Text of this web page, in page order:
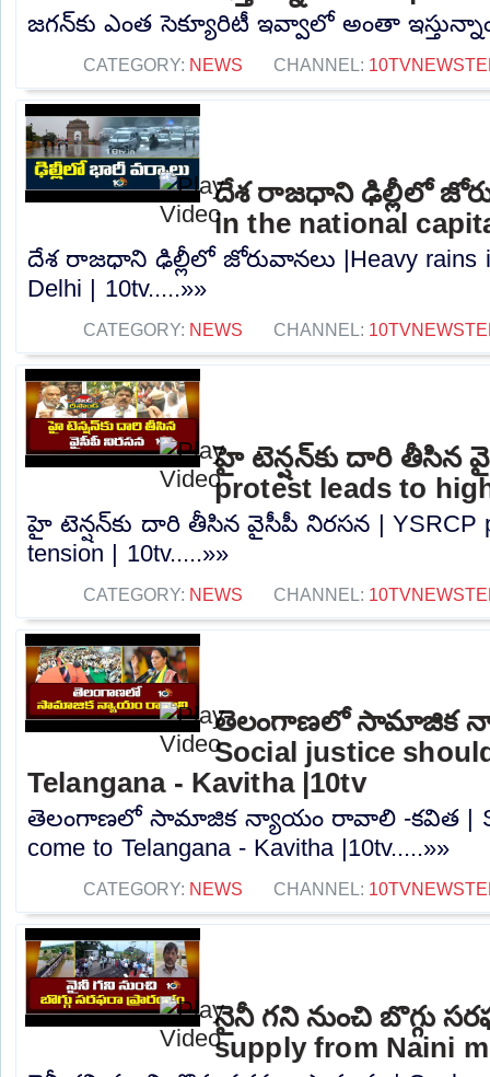
జగన్‌కు ఎంత సెక్యూరిటీ ఇవ్వాలో అంతా
CATEGORY: NEWS CHANNEL:
దేశ రాజధాని ఢిల్లీలో
in the national
దేశ రాజధాని ఢిల్లీలో జోరువానలు |Heavy rains
Delhi | 10tv.....»»
CATEGORY: NEWS CHANNEL:
హై టెన్షన్‌కు దారి తీసిన
protest leads to
హై టెన్షన్‌కు దారి తీసిన వైసీపీ నిరసన | YSRCP
tension | 10tv.....»»
CATEGORY: NEWS CHANNEL:
తెలంగాణలో సామాజిక
Social justice
Telangana - Kavitha |10tv
తెలంగాణలో సామాజిక న్యాయం రావాలి -కవిత |
come to Telangana - Kavitha |10tv.....»»
CATEGORY: NEWS CHANNEL:
నైనీ గని నుంచి బొగ్గు
supply from Naini